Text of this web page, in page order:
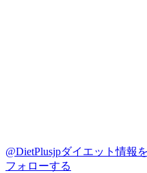
@DietPlusjpダイエット情報
フォローする